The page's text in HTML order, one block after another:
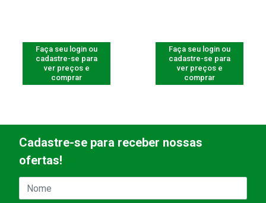
Faça seu login ou
cadastre-se para
ver preços e
comprar
Faça seu login ou
cadastre-se para
ver preços e
comprar
Cadastre-se para receber nossas
ofertas!